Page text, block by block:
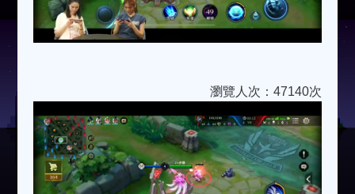
Video
瀏覽人次：47140次